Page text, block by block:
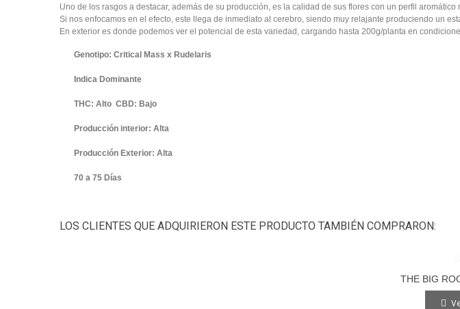
Uno de los rasgos a destacar, además de su producción, es la calidad de sus flores con un perfil
Si nos enfocamos en el efecto, este llega de inmediato al cerebro, siendo muy relajante produciendo un
En exterior es donde podemos ver el potencial de esta variedad, cargando hasta 200g/planta en
Genotipo: Critical Mass x Rudelaris
Indica Dominante
THC: Alto CBD: Bajo
Producción interior: Alta
Producción Exterior: Alta
70 a 75 Días
LOS CLIENTES QUE ADQUIRIERON ESTE PRODUCTO TAMBIÉN COMPRARON:
Ver Más
THE BIG